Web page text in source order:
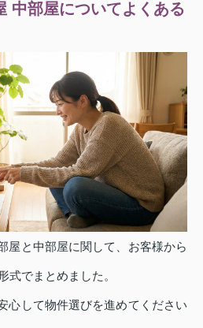
中部屋についてよくある
屋と中部屋に関して、お客様から
式でまとめました。
心して物件選びを進めてください